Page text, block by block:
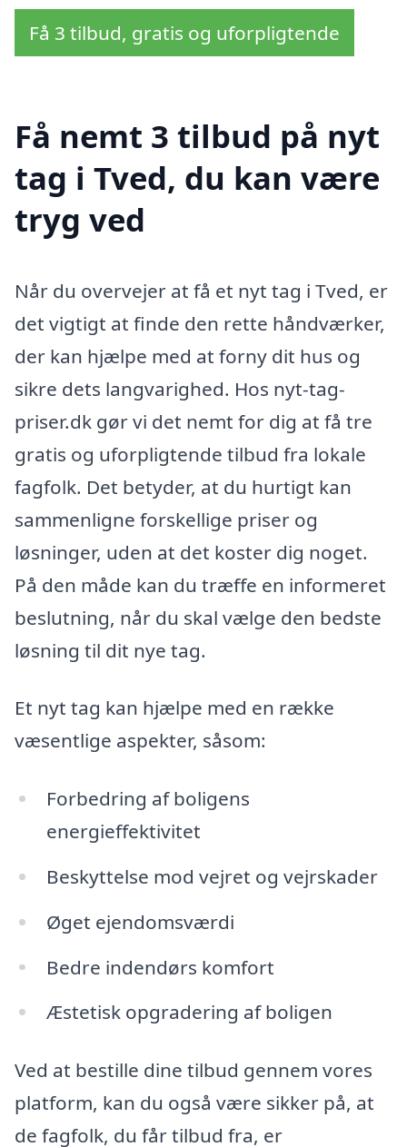
Få 3 tilbud, gratis og uforpligtende
Få nemt 3 tilbud på nyt
tag i Tved, du kan være
tryg ved
Når du overvejer at få et nyt tag i Tved, er
det vigtigt at finde den rette håndværker,
der kan hjælpe med at forny dit hus og
sikre dets langvarighed. Hos nyt-tag-
priser.dk gør vi det nemt for dig at få tre
gratis og uforpligtende tilbud fra lokale
fagfolk. Det betyder, at du hurtigt kan
sammenligne forskellige priser og
løsninger, uden at det koster dig noget.
På den måde kan du træffe en informeret
beslutning, når du skal vælge den bedste
løsning til dit nye tag.
Et nyt tag kan hjælpe med en række
væsentlige aspekter, såsom:
Forbedring af boligens
energieffektivitet
Beskyttelse mod vejret og vejrskader
Øget ejendomsværdi
Bedre indendørs komfort
Æstetisk opgradering af boligen
Ved at bestille dine tilbud gennem vores
platform, kan du også være sikker på, at
de fagfolk, du får tilbud fra, er